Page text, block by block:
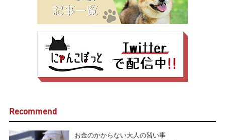
Recommend
お金のかからない大人の習い事